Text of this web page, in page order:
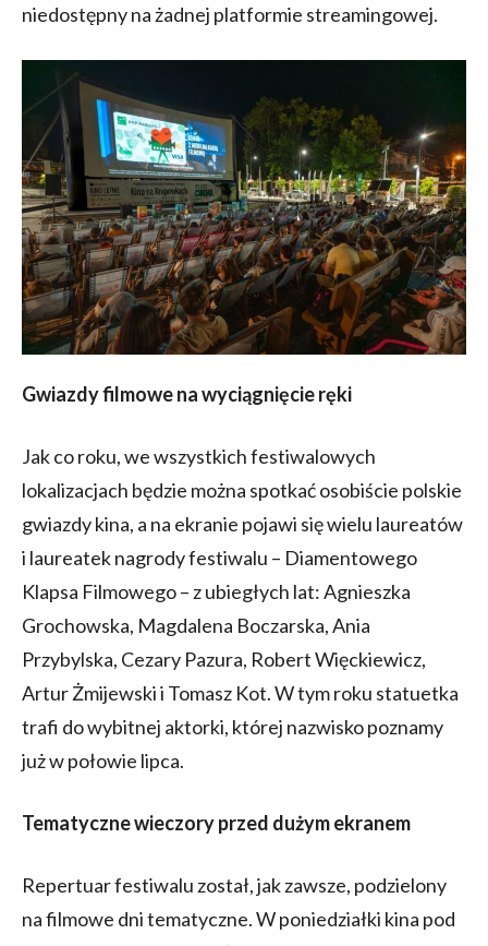
niedostępny na żadnej platformie streamingowej.
Gwiazdy filmowe na wyciągnięcie ręki
Jak co roku, we wszystkich festiwalowych
lokalizacjach będzie można spotkać osobiście polskie
gwiazdy kina, a na ekranie pojawi się wielu laureatów
i laureatek nagrody festiwalu – Diamentowego
Klapsa Filmowego – z ubiegłych lat: Agnieszka
Grochowska, Magdalena Boczarska, Ania
Przybylska, Cezary Pazura, Robert Więckiewicz,
Artur Żmijewski i Tomasz Kot. W tym roku statuetka
trafi do wybitnej aktorki, której nazwisko poznamy
już w połowie lipca.
Tematyczne wieczory przed dużym ekranem
Repertuar festiwalu został, jak zawsze, podzielony
na filmowe dni tematyczne. W poniedziałki kina pod